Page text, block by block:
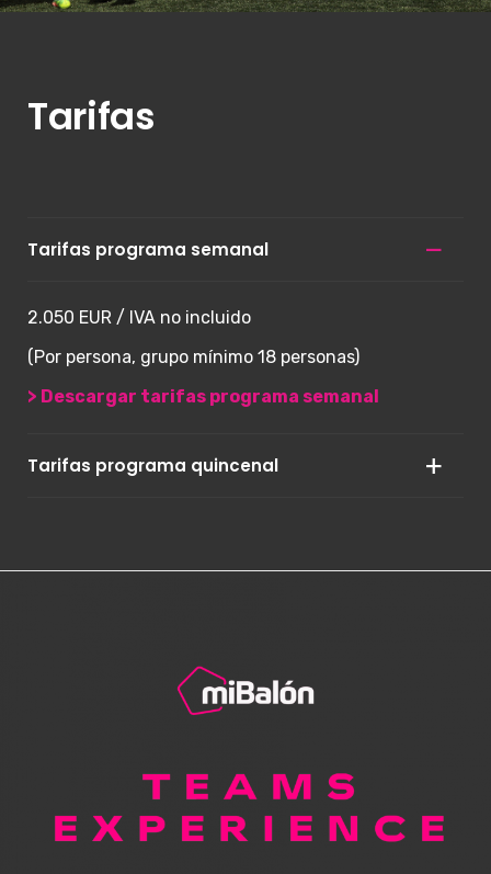
Tarifas
Tarifas programa semanal
2.050 EUR / IVA no incluido
(Por persona, grupo mínimo 18 personas)
> Descargar tarifas programa semanal
Tarifas programa quincenal
(Por persona, grupo mínimo 18 personas)